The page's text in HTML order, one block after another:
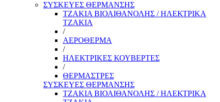
ΣΥΣΚΕΥΕΣ ΘΕΡΜΑΝΣΗΣ
ΤΖΑΚΙΑ ΒΙΟΑΙΘΑΝΟΛΗΣ / ΗΛΕΚΤΡΙΚΑ
ΤΖΑΚΙΑ
/
ΑΕΡΟΘΕΡΜΑ
/
ΗΛΕΚΤΡΙΚΕΣ ΚΟΥΒΕΡΤΕΣ
/
ΘΕΡΜΑΣΤΡΕΣ
ΣΥΣΚΕΥΕΣ ΘΕΡΜΑΝΣΗΣ
ΤΖΑΚΙΑ ΒΙΟΑΙΘΑΝΟΛΗΣ / ΗΛΕΚΤΡΙΚΑ